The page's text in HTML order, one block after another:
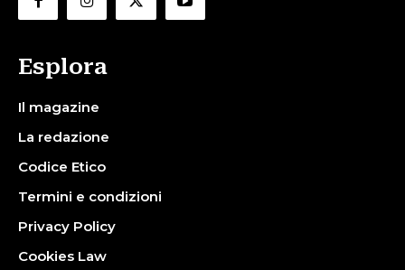
Esplora
Il magazine
La redazione
Codice Etico
Termini e condizioni
Privacy Policy
Cookies Law